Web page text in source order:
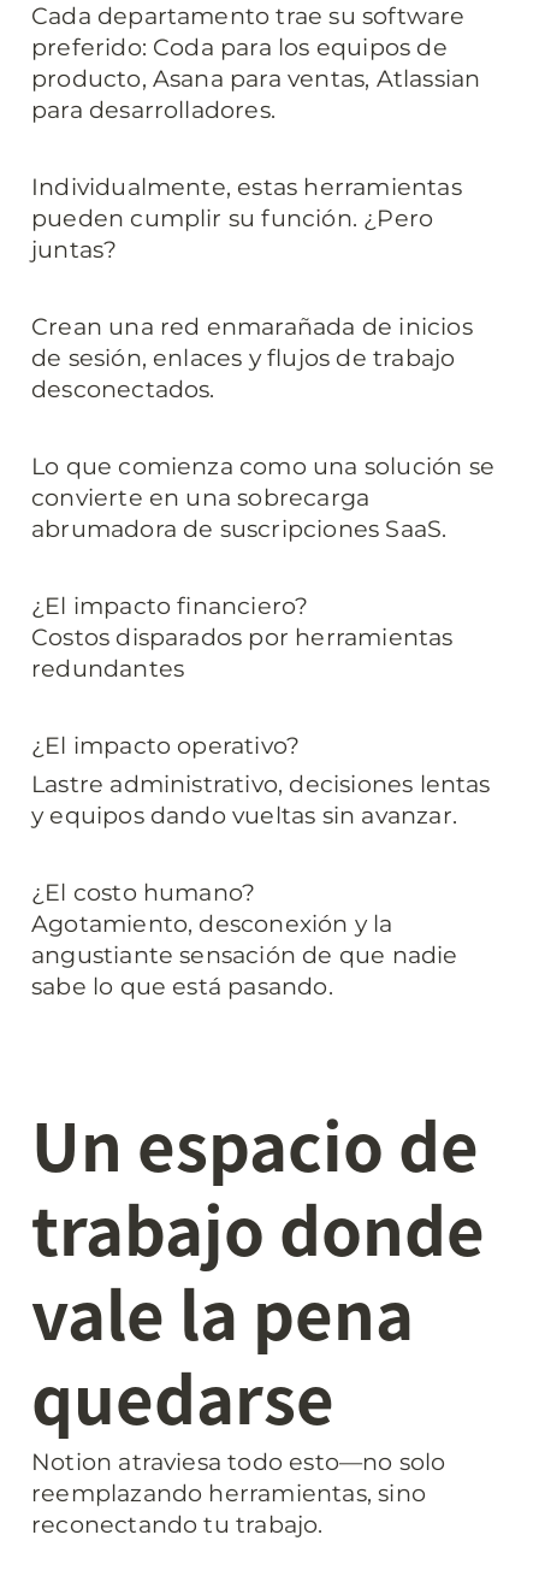
Cada departamento trae su software
preferido: Coda para los equipos de
producto, Asana para ventas, Atlassian
para desarrolladores.
Individualmente, estas herramientas
pueden cumplir su función. ¿Pero
juntas?
Crean una red enmarañada de inicios
de sesión, enlaces y flujos de trabajo
desconectados.
Lo que comienza como una solución se
convierte en una sobrecarga
abrumadora de suscripciones SaaS.
¿El impacto financiero?
Costos disparados por herramientas
redundantes
¿El impacto operativo?
Lastre administrativo, decisiones lentas
y equipos dando vueltas sin avanzar.
¿El costo humano?
Agotamiento, desconexión y la
angustiante sensación de que nadie
sabe lo que está pasando.
Un espacio de
trabajo donde
vale la pena
quedarse
Notion atraviesa todo esto—no solo
reemplazando herramientas, sino
reconectando tu trabajo.